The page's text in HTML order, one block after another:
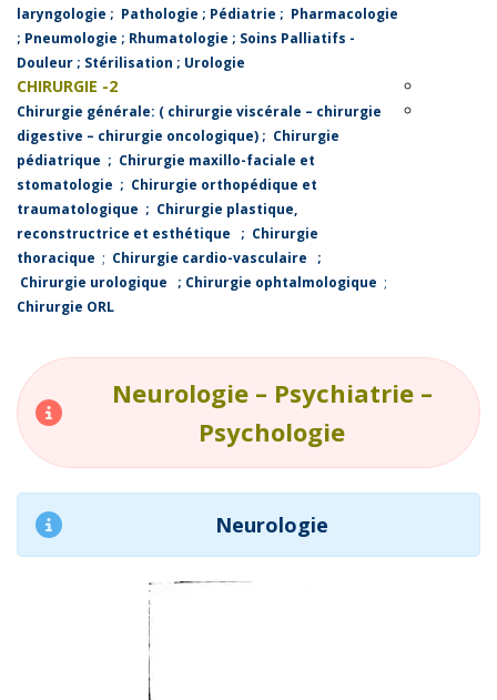
laryngologie ; Pathologie ; Pédiatrie ; Pharmacologie
; Pneumologie ; Rhumatologie ; Soins Palliatifs -
Douleur ; Stérilisation ; Urologie
2- CHIRURGIE
Chirurgie générale: ( chirurgie viscérale – chirurgie
digestive – chirurgie oncologique) ; Chirurgie
pédiatrique ; Chirurgie maxillo-faciale et
stomatologie ; Chirurgie orthopédique et
traumatologique ; Chirurgie plastique,
reconstructrice et esthétique ; Chirurgie
thoracique ; Chirurgie cardio-vasculaire
;
Chirurgie urologique ; Chirurgie ophtalmologique ;
Chirurgie ORL
Neurologie – Psychiatrie –
Psychologie
Neurologie